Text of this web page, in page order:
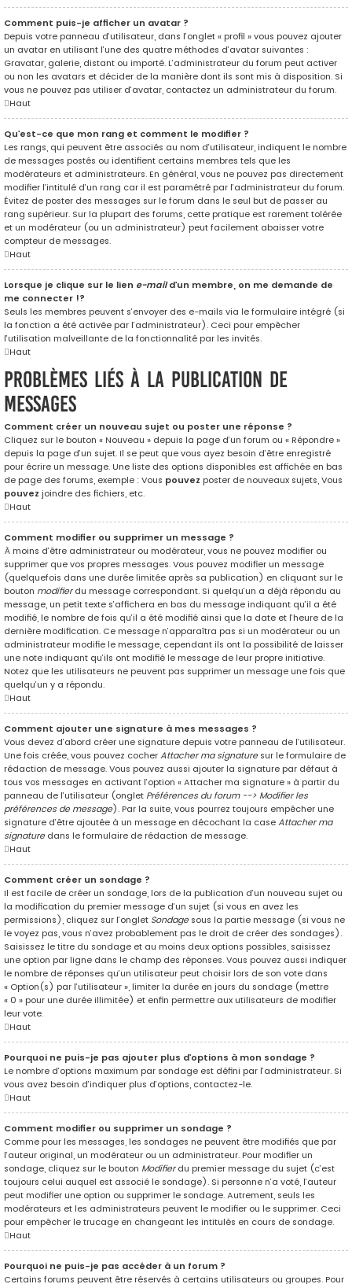
Comment puis-je afficher un avatar ?
Depuis votre panneau d’utilisateur, dans l’onglet « profil » vous pouvez ajouter
un avatar en utilisant l’une des quatre méthodes d’avatar suivantes :
Gravatar, galerie, distant ou importé. L’administrateur du forum peut activer
ou non les avatars et décider de la manière dont ils sont mis à disposition. Si
vous ne pouvez pas utiliser d’avatar, contactez un administrateur du forum.
Haut
Qu’est-ce que mon rang et comment le modifier ?
Les rangs, qui peuvent être associés au nom d’utilisateur, indiquent le nombre
de messages postés ou identifient certains membres tels que les
modérateurs et administrateurs. En général, vous ne pouvez pas directement
modifier l’intitulé d’un rang car il est paramétré par l’administrateur du forum.
Évitez de poster des messages sur le forum dans le seul but de passer au
rang supérieur. Sur la plupart des forums, cette pratique est rarement tolérée
et un modérateur (ou un administrateur) peut facilement abaisser votre
compteur de messages.
Haut
Lorsque je clique sur le lien e-maild’un membre, on me demande de
me connecter !?
Seuls les membres peuvent s’envoyer des e-mails via le formulaire intégré (si
la fonction a été activée par l’administrateur). Ceci pour empêcher
l’utilisation malveillante de la fonctionnalité par les invités.
Haut
Problèmes liés à la publication de
messages
Comment créer un nouveau sujet ou poster une réponse ?
Cliquez sur le bouton « Nouveau » depuis la page d’un forum ou « Répondre »
depuis la page d’un sujet. Il se peut que vous ayez besoin d’être enregistré
pour écrire un message. Une liste des options disponibles est affichée en bas
de page des forums, exemple : Vous pouvez poster de nouveaux sujets, Vous
pouvez joindre des fichiers, etc.
Haut
Comment modifier ou supprimer un message ?
À moins d’être administrateur ou modérateur, vous ne pouvez modifier ou
supprimer que vos propres messages. Vous pouvez modifier un message
(quelquefois dans une durée limitée après sa publication) en cliquant sur le
bouton modifierdu message correspondant. Si quelqu’un a déjà répondu au
message, un petit texte s’affichera en bas du message indiquant qu’il a été
modifié, le nombre de fois qu’il a été modifié ainsi que la date et l’heure de la
dernière modification. Ce message n’apparaîtra pas si un modérateur ou un
administrateur modifie le message, cependant ils ont la possibilité de laisser
une note indiquant qu’ils ont modifié le message de leur propre initiative.
Notez que les utilisateurs ne peuvent pas supprimer un message une fois que
quelqu’un y a répondu.
Haut
Comment ajouter une signature à mes messages ?
Vous devez d’abord créer une signature depuis votre panneau de l’utilisateur.
Une fois créée, vous pouvez cocherAttacher ma signaturesur le formulaire de
rédaction de message. Vous pouvez aussi ajouter la signature par défaut à
tous vos messages en activant l’option « Attacher ma signature » à partir du
panneau de l’utilisateur (onglet Préférences du forum --> Modifier les
préférences de message). Par la suite, vous pourrez toujours empêcher une
signature d’être ajoutée à un message en décochant la caseAttacher ma
signaturedans le formulaire de rédaction de message.
Haut
Comment créer un sondage ?
Il est facile de créer un sondage, lors de la publication d’un nouveau sujet ou
la modification du premier message d’un sujet (si vous en avez les
permissions), cliquez sur l’onglet Sondagesous la partie message (si vous ne
le voyez pas, vous n’avez probablement pas le droit de créer des sondages).
Saisissez le titre du sondage et au moins deux options possibles, saisissez
une option par ligne dans le champ des réponses. Vous pouvez aussi indiquer
le nombre de réponses qu’un utilisateur peut choisir lors de son vote dans
« Option(s) par l’utilisateur », limiter la durée en jours du sondage (mettre
« 0 » pour une durée illimitée) et enfin permettre aux utilisateurs de modifier
leur vote.
Haut
Pourquoi ne puis-je pas ajouter plus d’options à mon sondage ?
Le nombre d’options maximum par sondage est défini par l’administrateur. Si
vous avez besoin d’indiquer plus d’options, contactez-le.
Haut
Comment modifier ou supprimer un sondage ?
Comme pour les messages, les sondages ne peuvent être modifiés que par
l’auteur original, un modérateur ou un administrateur. Pour modifier un
sondage, cliquez sur le bouton Modifierdu premier message du sujet (c’est
toujours celui auquel est associé le sondage). Si personne n’a voté, l’auteur
peut modifier une option ou supprimer le sondage. Autrement, seuls les
modérateurs et les administrateurs peuvent le modifier ou le supprimer. Ceci
pour empêcher le trucage en changeant les intitulés en cours de sondage.
Haut
Pourquoi ne puis-je pas accéder à un forum ?
Certains forums peuvent être réservés à certains utilisateurs ou groupes. Pour